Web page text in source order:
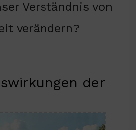
Verständnis von
verändern?
der